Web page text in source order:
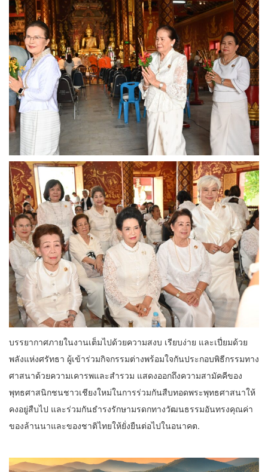
บรรยากาศภายในงานเต็มไปด้วยความสงบ เรียบง่าย และเปี่ยมด้วย
พลังแห่งศรัทธา ผู้เข้าร่วมกิจกรรมต่างพร้อมใจกันประกอบพิธีกรรมทาง
ศาสนาด้วยความเคารพและสำรวม แสดงออกถึงความสามัคคีของ
พุทธศาสนิกชนชาวเชียงใหม่ในการร่วมกันสืบทอดพระพุทธศาสนาให้
คงอยู่สืบไป และร่วมกันธำรงรักษามรดกทางวัฒนธรรมอันทรงคุณค่า
ของล้านนาและของชาติไทยให้ยั่งยืนต่อไปในอนาคต.